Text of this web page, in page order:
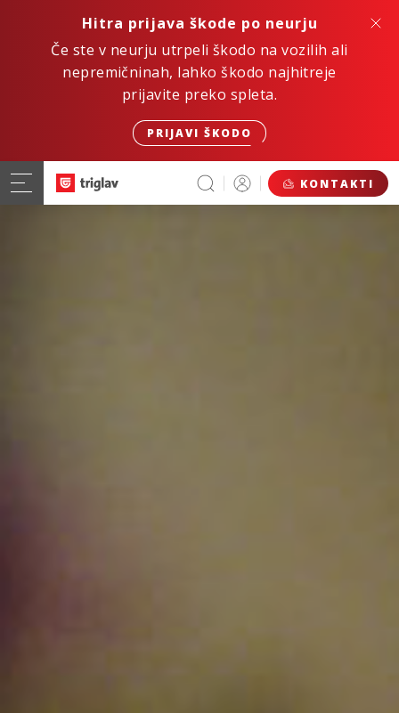
Hitra prijava škode po neurju
Če ste v neurju utrpeli škodo na vozilih ali
nepremičninah, lahko škodo najhitreje
prijavite preko spleta.
PRIJAVI ŠKODO
KONTAKTI